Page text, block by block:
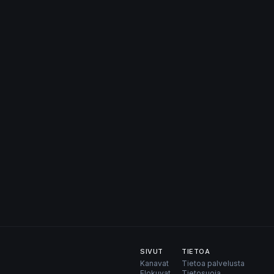
SIVUT
Kanavat
TIETOA
Tietoa palvelusta